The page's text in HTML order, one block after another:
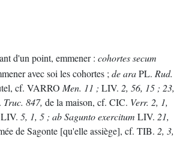
d'un point, emmener : cohortes secum
avec soi les cohortes ; de araPL. Rud.
cf. VARRO Men. 11 ; LIV. 2, 56, 15 ; 23,
Truc. 847, de la maison, cf. CIC. Verr. 2, 1,
LIV. 5, 1, 5 ; ab Sagunto exercitum LIV. 21,
de Sagonte [qu'elle assiège], cf. TIB. 2, 3,